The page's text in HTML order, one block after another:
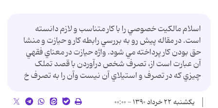
اسلام مالکيت خصوصي را با کار متناسب و لازم دانسته
است. در مقاله پيش رو به بررسي رابطه کار و حيازت و منشا
حق بودن کار پرداخته مي شود. واژه حيازت در معناي فقهي
آن عبارت است از، تصرف شخص درآوردن با قصد تملک
چيزي که در تصرف و استيلاي آن نيست وآن را به تصرف خ
یکشنبه ۲۲ خرداد ۱۳۹۰ - ۰۰:۰۰